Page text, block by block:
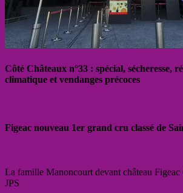
Côté Châteaux n°33 : spécial, sécheresse,
climatique et vendanges précoces
Figeac nouveau 1er grand cru classé de
La famille Manoncourt devant château
JPS